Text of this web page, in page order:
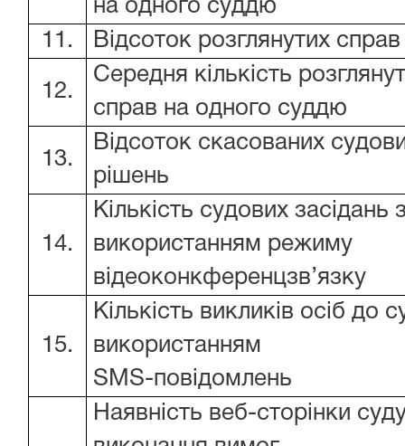
на одного суддю
11.
Відсоток розглянутих справ
12.
Середня кількість
справ на одного суддю
13.
Відсоток скасованих
рішень
14.
Кількість судових засідань
використанням режиму
відеоконкференцзв’язку
15.
Кількість викликів осіб до
використанням
SMS-повідомлень
Наявність веб-сторінки